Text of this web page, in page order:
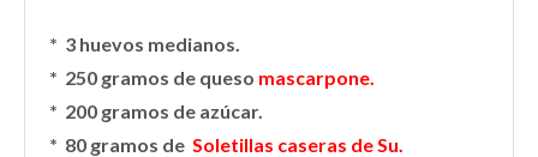
* 3 huevos medianos.
* 250 gramos de queso mascarpone.
* 200 gramos de azúcar.
* 80 gramos de Soletillas caseras de Su.